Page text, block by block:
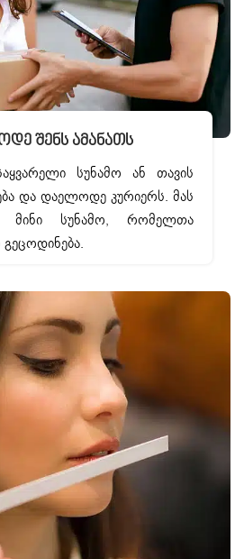
Შენს Ამანათს
სუნამო ან თავის
და დაელოდე კურიერს. მას
მინი სუნამო, რომელთა